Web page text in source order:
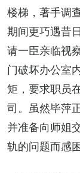
楼梯，著手调
期间更巧遇昔
请一臣亲临视
门破坏办公室
矩，要求职员
司。虽然毕萍
并准备向师姐
轨的问题而感困